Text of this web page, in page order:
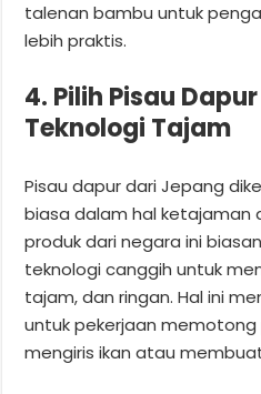
talenan bambu untuk
lebih praktis.
4. Pilih Pisau
Teknologi Tajam
Pisau dapur dari Jepang
biasa dalam hal ketajaman
produk dari negara ini
teknologi canggih untuk
tajam, dan ringan. Hal ini
untuk pekerjaan
mengiris ikan atau